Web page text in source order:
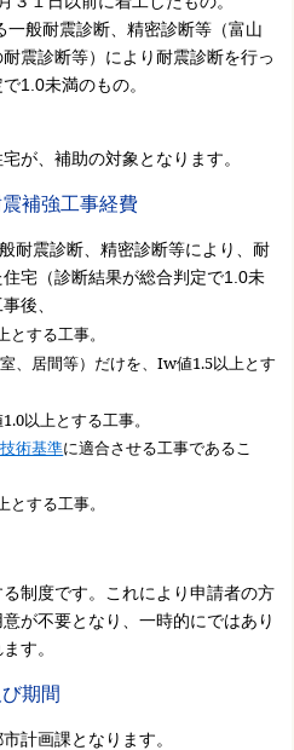
般耐震診断、精密診断等（富山
震診断等）により耐震診断を行っ
1.0未満のもの。
が、補助の対象となります。
補強工事経費
耐震診断、精密診断等により、耐
宅（診断結果が総合判定で1.0未
後、
とする工事。
居間等）だけを、Iw値1.5以上とす
1.0以上とする工事。
術基準に適合させる工事であるこ
する工事。
制度です。これにより申請者の方
が不要となり、一時的にではあり
す。
期間
計画課となります。